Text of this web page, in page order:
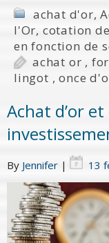
achat d'or,
l'Or, cotation
en fonction de
achat or ,
lingot ,once
Achat d’or
By Jennifer | 13